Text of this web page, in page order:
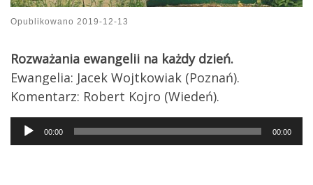
Opublikowano 2019-12-13
Rozważania ewangelii na każdy dzień.
Ewangelia: Jacek Wojtkowiak (Poznań).
Komentarz: Robert Kojro (Wiedeń).
Audio
Player
00:00 00:00